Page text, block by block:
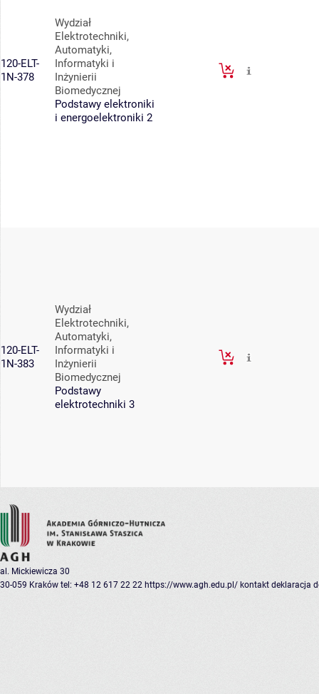
120-ELT-
1N-378
Wydział
Elektrotechniki,
Automatyki,
Informatyki i
Inżynierii
Biomedycznej
Podstawy elektroniki
i energoelektroniki 2
120-ELT-
1N-383
Wydział
Elektrotechniki,
Automatyki,
Informatyki i
Inżynierii
Biomedycznej
Podstawy
elektrotechniki 3
al. Mickiewicza 30
30-059 Kraków tel: +48 12 617 22 22 https://www.agh.edu.pl/ kontakt deklaracja